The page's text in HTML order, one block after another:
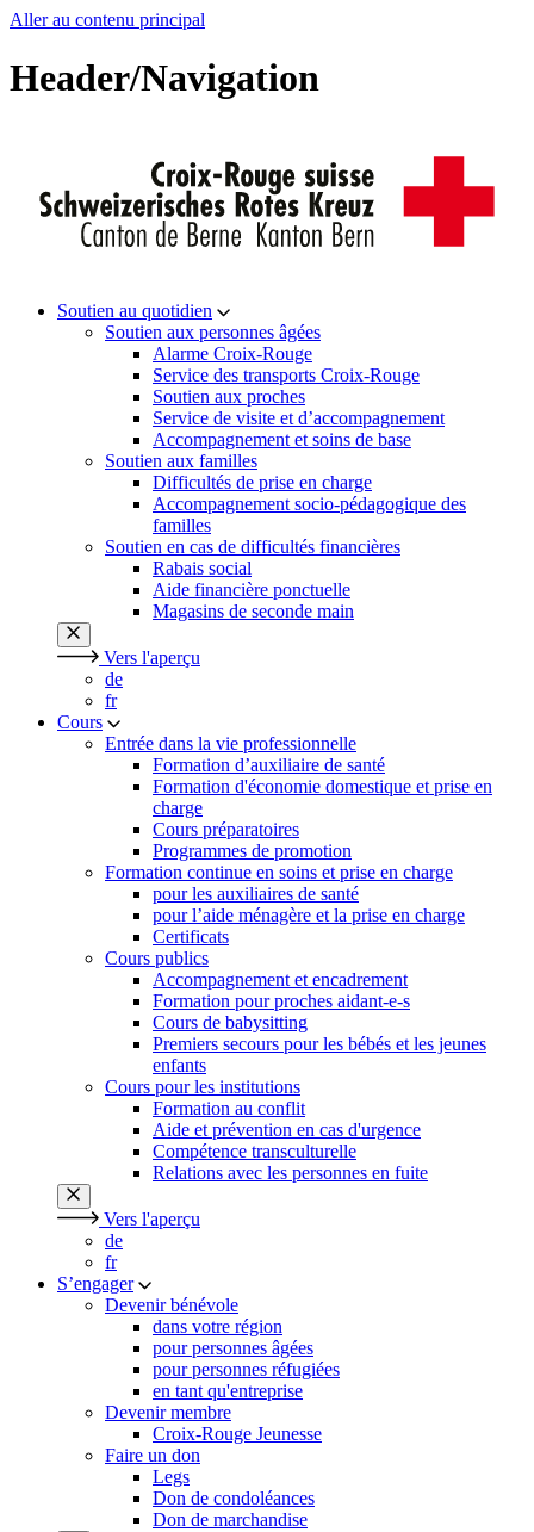
Aller au contenu principal
Header/Navigation
Soutien au quotidien
Soutien aux personnes âgées
Alarme Croix-Rouge
Service des transports Croix-Rouge
Soutien aux proches
Service de visite et d’accompagnement
Accompagnement et soins de base
Soutien aux familles
Difficultés de prise en charge
Accompagnement socio-pédagogique des
familles
Soutien en cas de difficultés financières
Rabais social
Aide financière ponctuelle
Magasins de seconde main
Vers l'aperçu
de
fr
Cours
Entrée dans la vie professionnelle
Formation d’auxiliaire de santé
Formation d'économie domestique et prise en
charge
Cours préparatoires
Programmes de promotion
Formation continue en soins et prise en charge
pour les auxiliaires de santé
pour l’aide ménagère et la prise en charge
Certificats
Cours publics
Accompagnement et encadrement
Formation pour proches aidant-e-s
Cours de babysitting
Premiers secours pour les bébés et les jeunes
enfants
Cours pour les institutions
Formation au conflit
Aide et prévention en cas d'urgence
Compétence transculturelle
Relations avec les personnes en fuite
Vers l'aperçu
de
fr
S’engager
Devenir bénévole
dans votre région
pour personnes âgées
pour personnes réfugiées
en tant qu'entreprise
Devenir membre
Croix-Rouge Jeunesse
Faire un don
Legs
Don de condoléances
Don de marchandise